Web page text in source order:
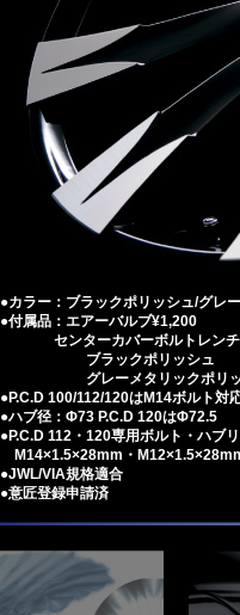
●カラー：ブラックポリッシュ/グレ
●付属品：エアーバルブ¥1,200
センターカバーボルトレンチ
ブラックポリッシュ
グレーメタリックポリッ
●P.C.D 100/112/120はM14ボルト対
●ハブ径：Φ73 P.C.D 120はΦ72.5
●P.C.D 112・120専用ボルト・ハブ
M14×1.5×28mm・
●JWL/VIA規格適合
●意匠登録申請済